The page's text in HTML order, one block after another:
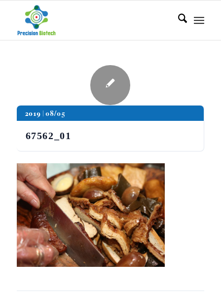
2019 08/05
67562_01